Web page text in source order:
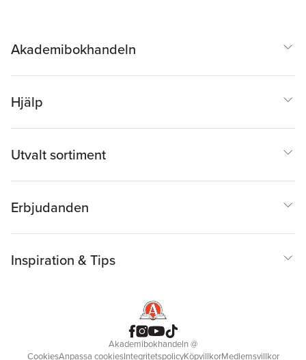
Akademibokhandeln
Hjälp
Utvalt sortiment
Erbjudanden
Inspiration & Tips
Akademibokhandeln@
CookiesAnpassa cookiesIntegritetspolicyKöpvillkorMedlemsvillkor